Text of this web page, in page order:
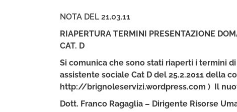
NOTA DEL 21.03.11
RIAPERTURA TERMINI PRESENTAZIONE
CAT. D
Si comunica che sono stati riaperti i termini
assistente sociale Cat D del 25.2.2011 della
http://brignoleservizi.wordpress.com ) Il
Dott. Franco Ragaglia – Dirigente Risorse